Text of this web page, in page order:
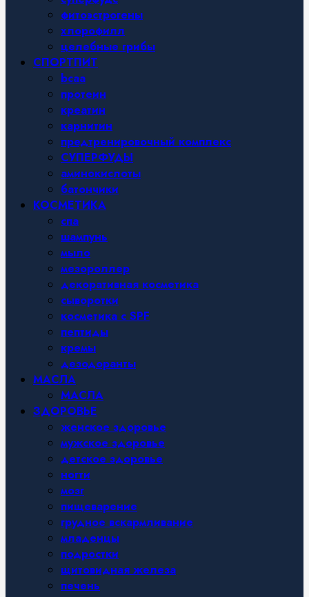
фитоэстрогены
хлорофилл
целебные грибы
СПОРТПИТ
bcaa
протеин
креатин
карнитин
предтренировочный комплекс
СУПЕРФУДЫ
аминокислоты
батончики
КОСМЕТИКА
спа
шампунь
мыло
мезороллер
декоративная косметика
сыворотки
косметика с SPF
пептиды
кремы
дезодоранты
МАСЛА
МАСЛА
ЗДОРОВЬЕ
женское здоровье
мужское здоровье
детское здоровье
ногти
мозг
пищеварение
грудное вскармливание
младенцы
подростки
щитовидная железа
печень